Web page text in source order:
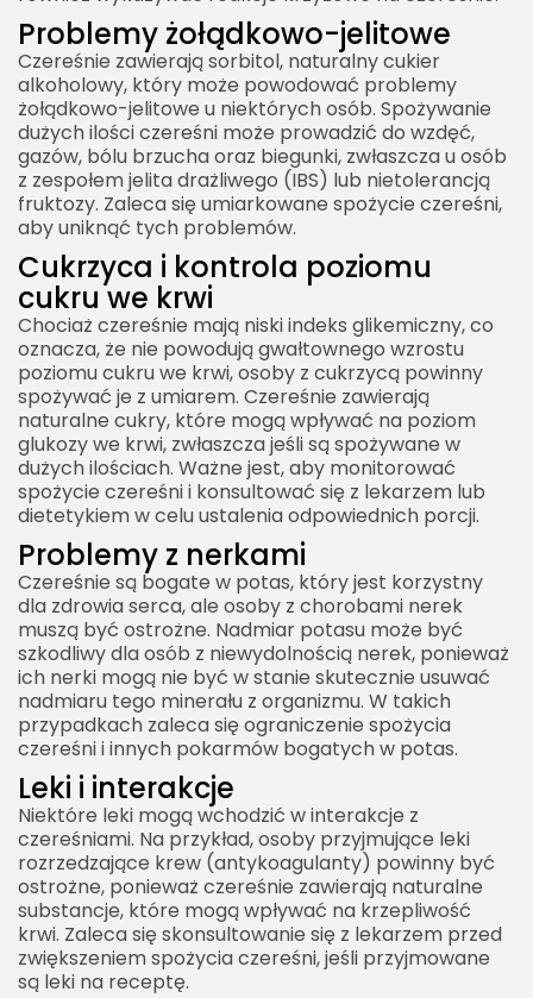
Problemy żołądkowo-jelitowe
Czereśnie zawierają sorbitol, naturalny cukier
alkoholowy, który może powodować problemy
żołądkowo-jelitowe u niektórych osób. Spożywanie
dużych ilości czereśni może prowadzić do wzdęć,
gazów, bólu brzucha oraz biegunki, zwłaszcza u osób
z zespołem jelita drażliwego (IBS) lub nietolerancją
fruktozy. Zaleca się umiarkowane spożycie czereśni,
aby uniknąć tych problemów.
Cukrzyca i kontrola poziomu
cukru we krwi
Chociaż czereśnie mają niski indeks glikemiczny, co
oznacza, że nie powodują gwałtownego wzrostu
poziomu cukru we krwi, osoby z cukrzycą powinny
spożywać je z umiarem. Czereśnie zawierają
naturalne cukry, które mogą wpływać na poziom
glukozy we krwi, zwłaszcza jeśli są spożywane w
dużych ilościach. Ważne jest, aby monitorować
spożycie czereśni i konsultować się z lekarzem lub
dietetykiem w celu ustalenia odpowiednich porcji.
Problemy z nerkami
Czereśnie są bogate w potas, który jest korzystny
dla zdrowia serca, ale osoby z chorobami nerek
muszą być ostrożne. Nadmiar potasu może być
szkodliwy dla osób z niewydolnością nerek, ponieważ
ich nerki mogą nie być w stanie skutecznie usuwać
nadmiaru tego minerału z organizmu. W takich
przypadkach zaleca się ograniczenie spożycia
czereśni i innych pokarmów bogatych w potas.
Leki i interakcje
Niektóre leki mogą wchodzić w interakcje z
czereśniami. Na przykład, osoby przyjmujące leki
rozrzedzające krew (antykoagulanty) powinny być
ostrożne, ponieważ czereśnie zawierają naturalne
substancje, które mogą wpływać na krzepliwość
krwi. Zaleca się skonsultowanie się z lekarzem przed
zwiększeniem spożycia czereśni, jeśli przyjmowane
są leki na receptę.